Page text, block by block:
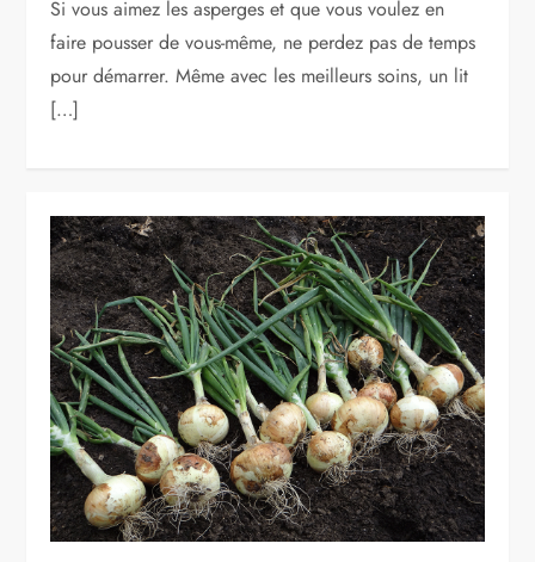
Si vous aimez les asperges et que vous voulez en
faire pousser de vous-même, ne perdez pas de temps
pour démarrer. Même avec les meilleurs soins, un lit
[…]